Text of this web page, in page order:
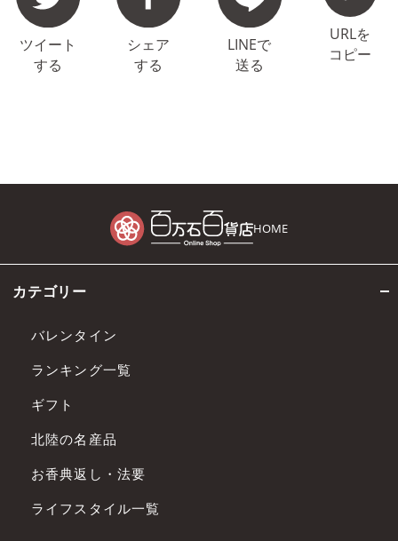
ツイート
する
シェア
する
LINEで
送る
URLを
コピー
HOME
カテゴリー
バレンタイン
ランキング一覧
ギフト
北陸の名産品
お香典返し・法要
ライフスタイル一覧